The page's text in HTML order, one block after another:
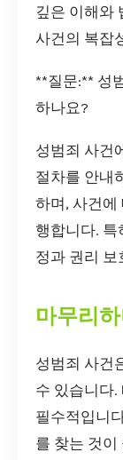
깊은 이해와
사건의 복잡
**질문:** 성
하나요?
성범죄 사건
절차를 안내
하며, 사건에
행합니다. 특
정과 권리 보
마무리하
성범죄 사건
수 있습니다.
필수적입니
를 찾는 것이